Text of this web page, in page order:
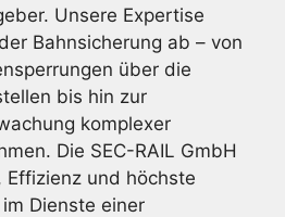
Unsere Expertise
Bahnsicherung ab – von
über die
bis hin zur
komplexer
Die SEC-RAIL GmbH
und höchste
Dienste einer